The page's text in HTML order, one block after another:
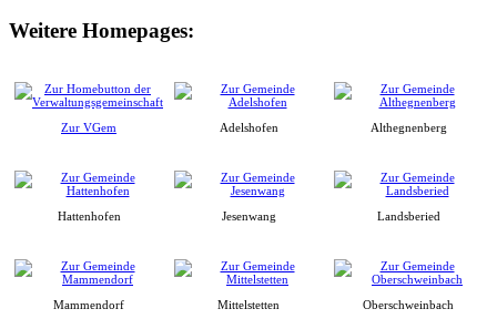
Weitere Homepages:
Zur VGem Adelshofen Althegnenberg
Hattenhofen Jesenwang Landsberied
Mammendorf Mittelstetten Oberschweinbach